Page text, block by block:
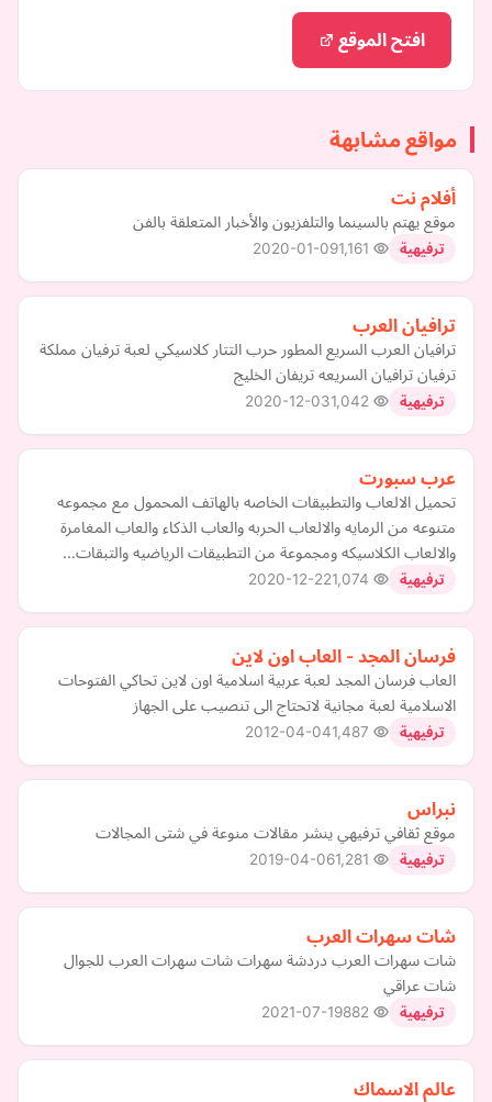
افتح الموقع
مواقع مشابهة
أفلام نت
موقع يهتم بالسينما والتلفزيون والأخبار المتعلقة بالفن
ترفيهية 2020-01-09
ترافيان العرب
ترافيان العرب السريع المطور حرب التتار كلاسيكي لعبة ترفيان مملكة
ترفيان ترافيان السريعه تريفان الخليج
ترفيهية 2020-12-03
عرب سبورت
تحميل الالعاب والتطبيقات الخاصه بالهاتف المحمول مع مجموعه
متنوعه من الرمايه والالعاب الحربه والعاب الذكاء والعاب المغامرة
والالعاب الكلاسيكه ومجموعة من التطبيقات الرياضيه والتبقات…
ترفيهية 2020-12-22
فرسان المجد - العاب اون لاين
العاب فرسان المجد لعبة عربية اسلامية اون لاين تحاكي الفتوحات
الاسلامية لعبة مجانية لاتحتاج الى تنصيب على الجهاز
ترفيهية 2012-04-04
نبراس
موقع ثقافي ترفيهي ينشر مقالات منوعة في شتى المجالات
ترفيهية 2019-04-06
شات سهرات العرب
شات سهرات العرب دردشة سهرات شات سهرات العرب للجوال
شات عراقي
ترفيهية 2021-07-19
عالم الاسماك